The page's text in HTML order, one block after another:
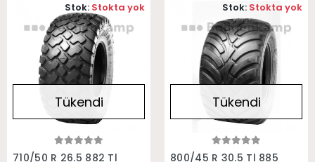
Stokta Yok
Tükendi
710/50 R 26.5 882 Tl
Stok: Stokta yok
Stokta Yok
Tükendi
800/45 R 30.5 Tl 885
Stok: Stokta yok